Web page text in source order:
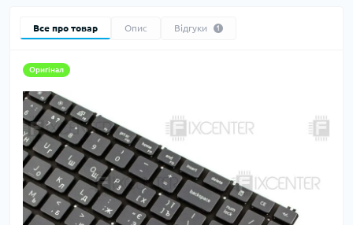
Все про товар Опис Відгуки 1
Оригінал